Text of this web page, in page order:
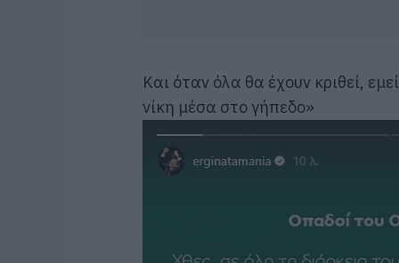
Και όταν όλα θα έχουν κριθεί,
νίκη μέσα στο γήπεδο»